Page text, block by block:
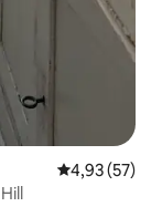
4,93 (57)